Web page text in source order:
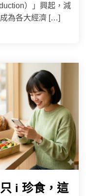
）」興起，減
為各大經濟 […]
i 珍食，這